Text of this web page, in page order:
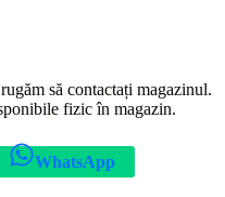
să contactați magazinul.
fizic în magazin.
WhatsApp